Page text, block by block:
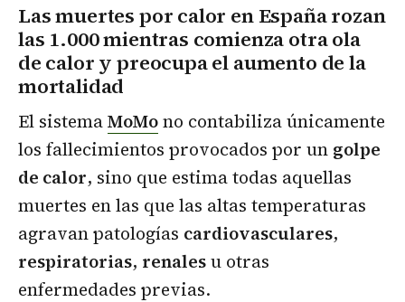
Las muertes por calor en España rozan
las 1.000 mientras comienza otra ola
de calor y preocupa el aumento de la
mortalidad
El sistemaMoMono contabiliza únicamente
los fallecimientos provocados por un golpe
de calor, sino que estima todas aquellas
muertes en las que las altas temperaturas
agravan patologías cardiovasculares,
respiratorias, renalesu otras
enfermedades previas.